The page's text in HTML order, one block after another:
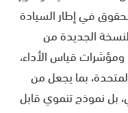
في إطار السيادة
الجديدة من
ومؤشرات قياس الأداء،
بما يجعل من
بل نموذج تنموي قابل